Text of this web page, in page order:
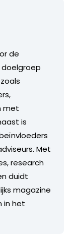
de
met
is
Met
research
duidt
magazine
in het